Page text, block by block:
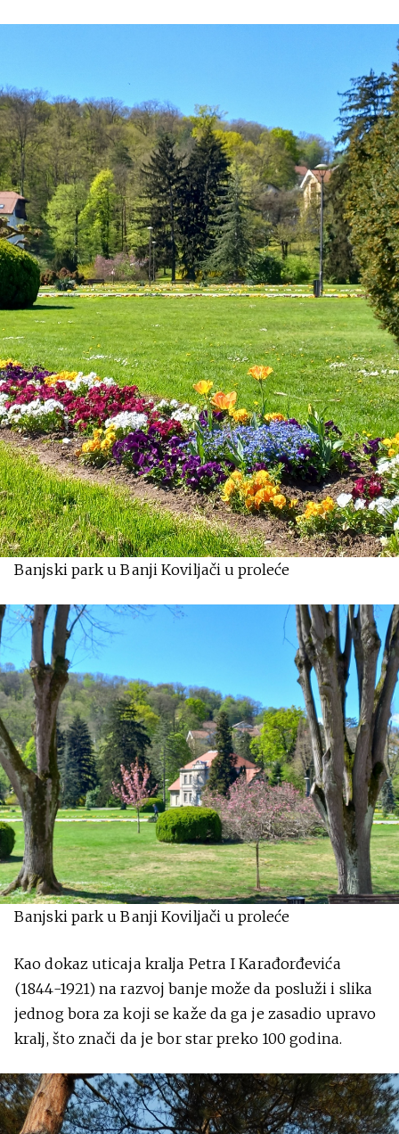
Banjski park u Banji Koviljači u proleće
Banjski park u Banji Koviljači u proleće
Kao dokaz uticaja kralja Petra I Karađorđevića
(1844-1921) na razvoj banje može da posluži i slika
jednog bora za koji se kaže da ga je zasadio upravo
kralj, što znači da je bor star preko 100 godina.